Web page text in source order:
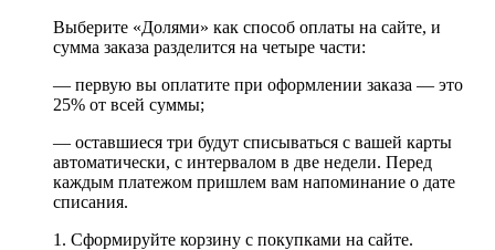
Выберите «Долями» как способ оплаты на сайте, и
сумма заказа разделится на четыре части:
— первую вы оплатите при оформлении заказа — это
25% от всей суммы;
— оставшиеся три будут списываться с вашей карты
автоматически, с интервалом в две недели. Перед
каждым платежом пришлем вам напоминание о дате
списания.
1. Сформируйте корзину с покупками на сайте.